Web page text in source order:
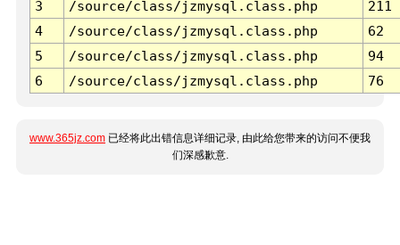
3 /source/class/jzmysql.class.php
211
4
/source/class/jzmysql.class.php
62
5
/source/class/jzmysql.class.php
94
6
/source/class/jzmysql.class.php 76
www.365jz.com 已经将此出错信息详细记录, 由此给您带来的访问不便我
们深感歉意.